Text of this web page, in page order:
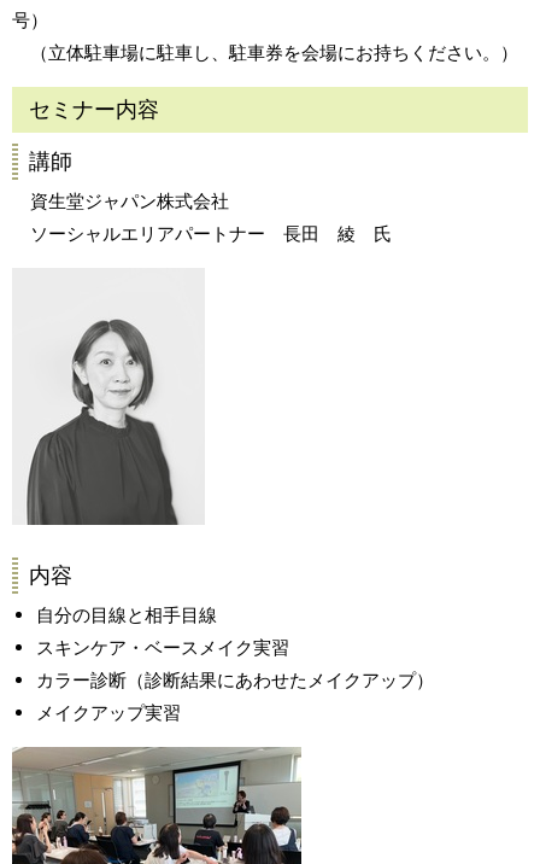
号）
（立体駐車場に駐車し、駐車券を会場にお持ちください。）
セミナー内容
講師
資生堂ジャパン株式会社
ソーシャルエリアパートナー 長田 綾 氏
内容
自分の目線と相手目線
スキンケア・ベースメイク実習
カラー診断（診断結果にあわせたメイクアップ）
メイクアップ実習